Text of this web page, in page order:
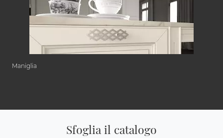
Maniglia
Sfoglia il catalogo